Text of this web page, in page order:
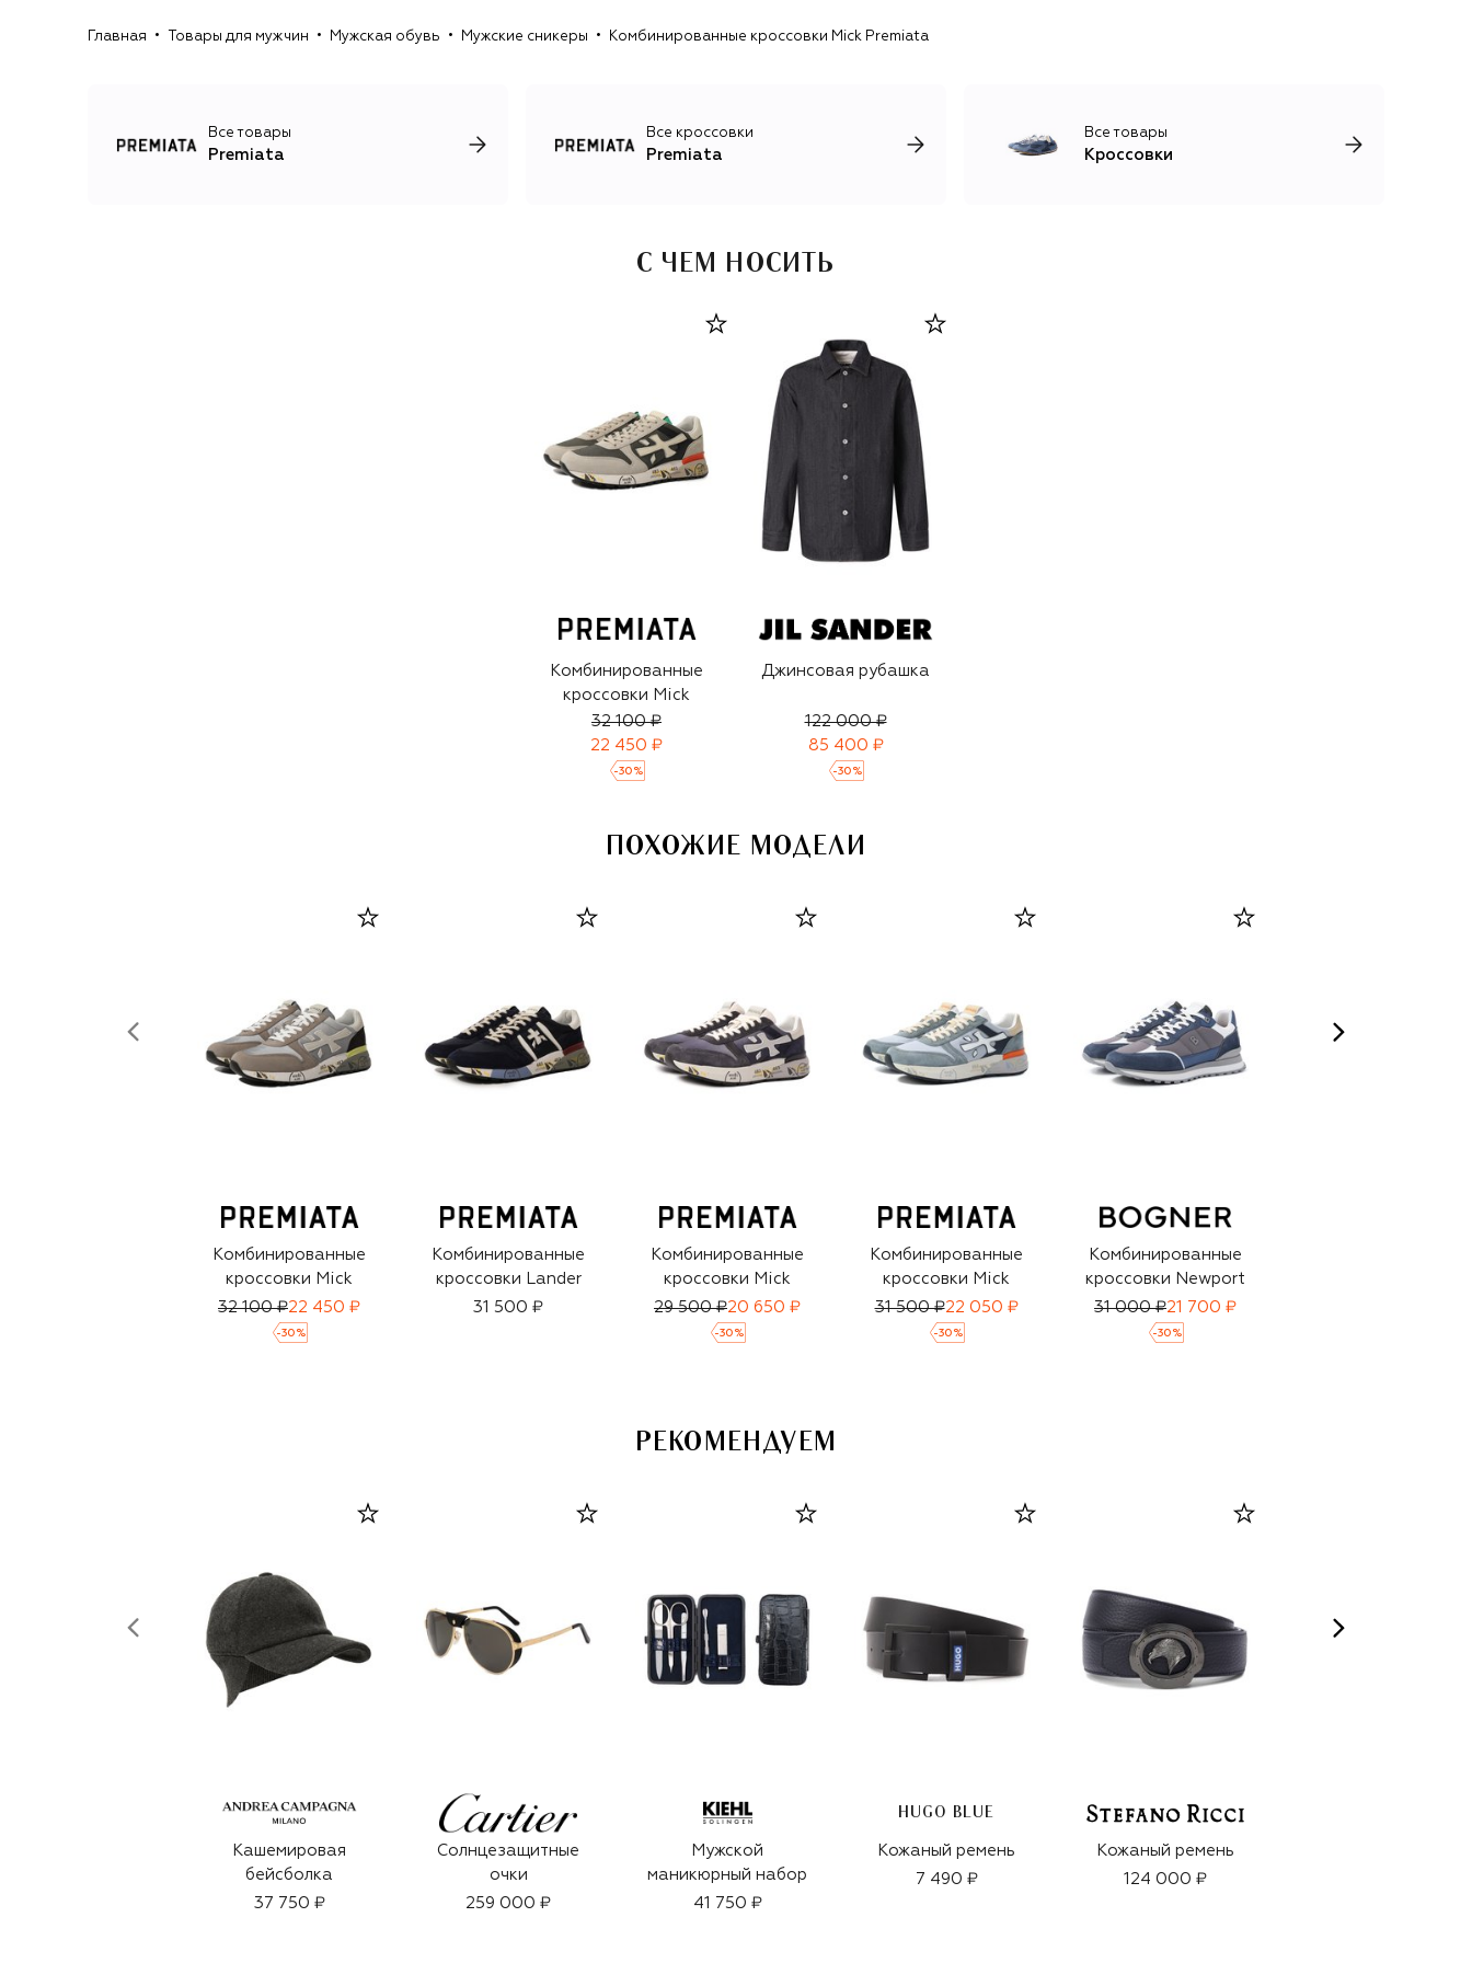
принтам.
Главная Товары для мужчин Мужская обувь Мужские сникеры Комбинированные кроссовки Mick Premiata
Все товары
Premiata
Все кроссовки
Premiata
Все товары
Кроссовки
С ЧЕМ НОСИТЬ
Комбинированные
кроссовки Mick
32 100 ₽
22 450 ₽
-30 %
Джинсовая рубашка
122 000 ₽
85 400 ₽
-30 %
ПОХОЖИЕ МОДЕЛИ
Комбинированные
кроссовки Mick
32 100 ₽22 450 ₽
-30 %
Комбинированные
кроссовки Lander
31 500 ₽
Комбинированные
кроссовки Mick
29 500 ₽20 650 ₽
-30 %
Комбинированные
кроссовки Miсk
31 500 ₽22 050 ₽
-30 %
Комбинированные
кроссовки Newport
31 000 ₽21 700 ₽
-30 %
РЕКОМЕНДУЕМ
Кашемировая
бейсболка
37 750 ₽
Солнцезащитные
очки
259 000 ₽
Мужской
маникюрный набор
41 750 ₽
HUGO BLUE
Кожаный ремень
7 490 ₽
Кожаный ремень
124 000 ₽